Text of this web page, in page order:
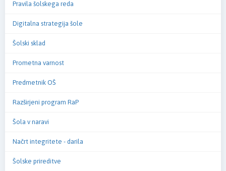
Pravila šolskega reda
Digitalna strategija šole
Šolski sklad
Prometna varnost
Predmetnik OŠ
Razširjeni program RaP
Šola v naravi
Načrt integritete - darila
Šolske prireditve